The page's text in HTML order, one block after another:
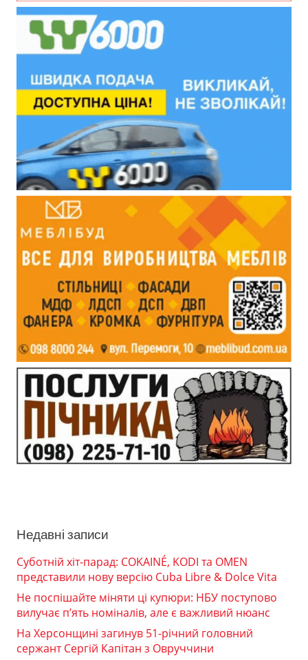
Недавні записи
Суботній хіт-парад: COKAINÉ, KODI та OMEN
представили нову версію Cuba Libre & Dolce Vita
Не поспішайте міняти ці купюри: НБУ поступово
вилучає п’ять номіналів, але є важливий нюанс
На Херсонщині загинув 51-річний головний
сержант Сергій Капітан з Овруччини